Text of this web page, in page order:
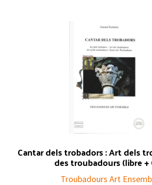
Cantar dels trobadors : Art dels
des troubadours (libre +
Troubadours Art